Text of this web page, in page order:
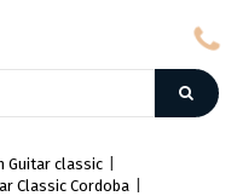
Guitar classic
Classic Cordoba